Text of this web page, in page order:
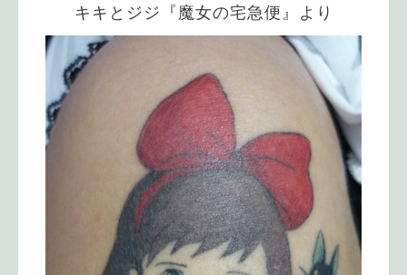
キキとジジ『魔女の宅急便』より